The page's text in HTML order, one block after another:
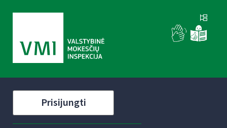
Prisijungti